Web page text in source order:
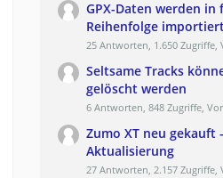
GPX-Daten werden in
Reihenfolge importiert
25 Antworten, 1.650 Zugriffe,
Seltsame Tracks
gelöscht werden
6 Antworten, 848 Zugriffe,
Zumo XT neu gekauft
Aktualisierung
27 Antworten, 2.157 Zugriffe,